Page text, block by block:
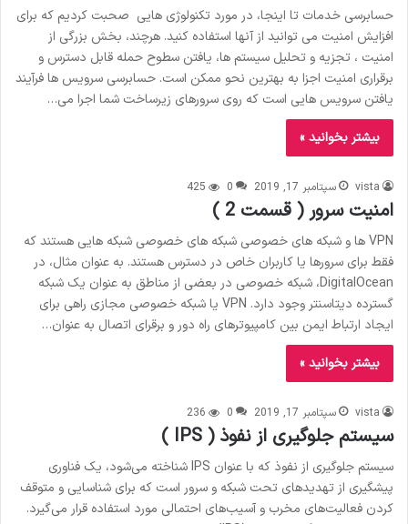
حسابرسی خدمات تا اینجا، در مورد تکنولوژی هایی صحبت کردیم که برای
افزایش امنیت می توانید از آنها استفاده کنید. هرچند، بخش بزرگی از
امنیت ، تجزیه و تحلیل سیستم ها، یافتن سطوح حمله قابل دسترس و
برقراری امنیت اجزا به بهترین نحو ممکن است. حسابرسی سرویس ها فرآیند
یافتن سرویس هایی است که روی سرورهای زیرساخت شما اجرا می…
بیشتر بخوانید »
vista سپتامبر 17, 2019 0
425
امنیت سرور ( قسمت 2 )
VPN ها و شبکه های خصوصی شبکه های خصوصی شبکه هایی هستند که
فقط برای سرورها یا کاربران خاص در دسترس هستند. به عنوان مثال، در
DigitalOcean، شبکه خصوصی در بعضی از مناطق به عنوان یک شبکه
گسترده دیتاسنتر وجود دارد. VPN یا شبکه خصوصی مجازی راهی برای
ایجاد ارتباط ایمن بین کامپیوترهای راه دور و برقرای اتصال به عنوان…
بیشتر بخوانید »
vista سپتامبر 17, 2019 0
236
سیستم جلوگیری از نفوذ ( IPS )
سیستم جلوگیری از نفوذ که با عنوان IPS شناخته می‌شود، یک فناوری
پیشگیری از تهدیدهای تحت شبکه و سرور است که برای شناسایی و متوقف
کردن فعالیت‌های مخرب و آسیب‌های احتمالی مورد استفاده قرار می‌گیرد.